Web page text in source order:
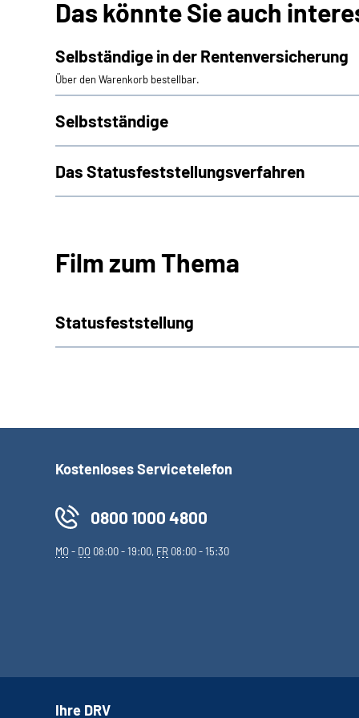
Das könnte Sie auch
Selbständige in der Rentenversicherung
Über den Warenkorb bestellbar.
Selbstständige
Das Statusfeststellungs­verfahren
Film zum Thema
Statusfeststellung
Kostenloses Servicetelefon
0800 1000 4800
MO- DO 08:00 - 19:00, FR 08:00 - 15:30
Ihre DRV